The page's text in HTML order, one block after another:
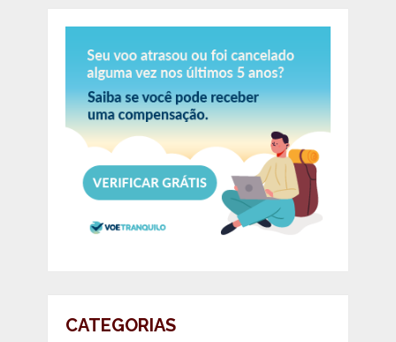
CATEGORIAS